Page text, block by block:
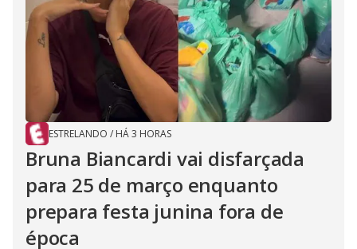
ESTRELANDO / HÁ 3 HORAS
Bruna Biancardi vai disfarçada
para 25 de março enquanto
prepara festa junina fora de
época